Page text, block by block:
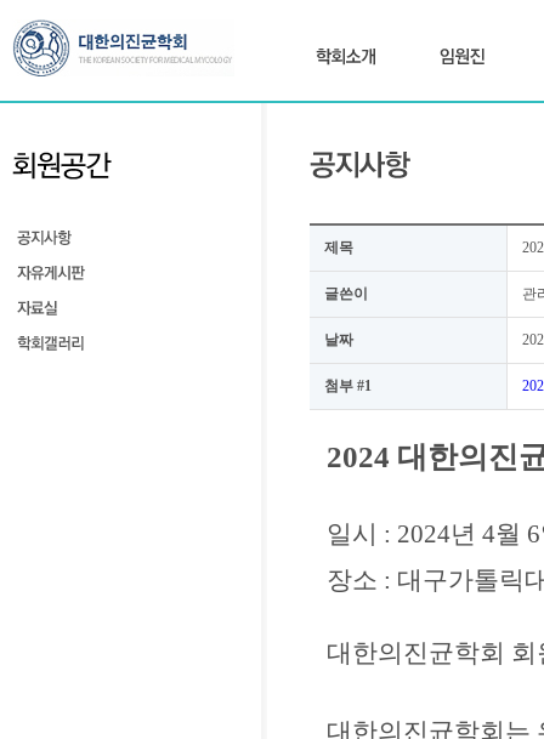
제목
글쓴이 관
날짜
첨부 #1
2024 대한의진
일시 : 2024년 4월
장소 : 대구가톨릭
대한의진균학회
대한의진균학회는